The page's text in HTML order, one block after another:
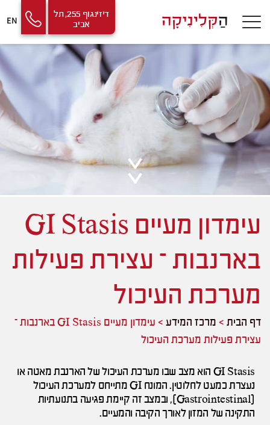
to
Content
Us
דיזינגוף 255, תל
אביב
EN
עימדון מעיים GI Stasis
בארנבות – עצירת פעילות
מערכת העיכול
דף הבית > מרכז המידע >
עימדון מעיים GI Stasis בארנבות –
עצירת פעילות מערכת העיכול
GI Stasis הוא מצב שבו מערכת העיכול של הארנבת מאטה או
נעצרת כמעט לחלוטין. המונח GI מתייחס למערכת העיכול
(Gastrointestinal), ובמצב זה קיימת פגיעה בתנועתיות
התקינה של המזון לאורך הקיבה והמעיים.